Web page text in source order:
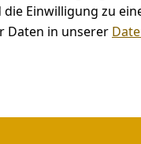
Einwilligung zu
Daten in unserer